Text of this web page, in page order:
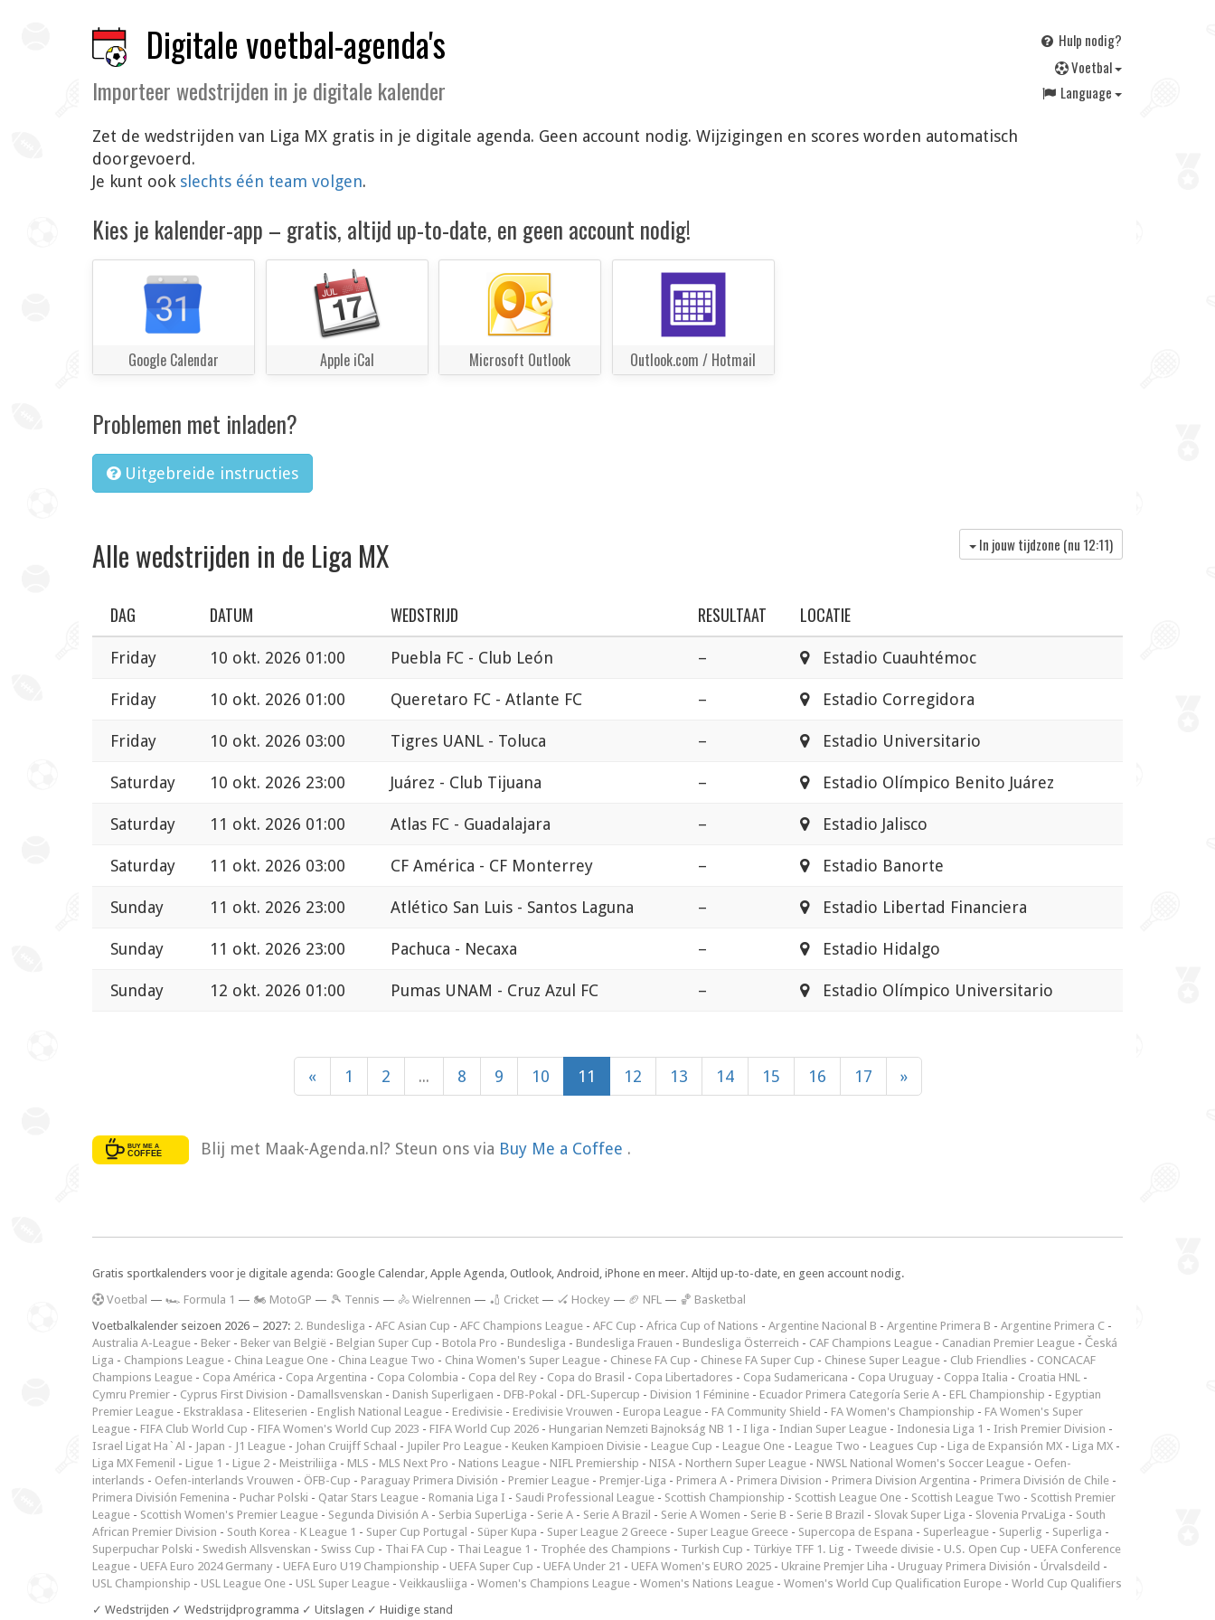
Digitale voetbal-agenda's
Importeer wedstrijden in je digitale kalender
Hulp nodig?
Voetbal
Language
Zet de wedstrijden van Liga MX gratis in je digitale agenda. Geen account nodig. Wijzigingen en scores worden automatisch
doorgevoerd.
Je kunt ook slechts één team volgen.
Kies je kalender-app – gratis, altijd up-to-date, en geen account nodig!
Google Calendar Apple iCal Microsoft Outlook Outlook.com / Hotmail
Problemen met inladen?
Uitgebreide instructies
Alle wedstrijden in de Liga MX In jouw tijdzone (nu 12:11)
DAG DATUM WEDSTRIJD RESULTAAT LOCATIE
Friday 10 okt. 2026 01:00 Puebla FC - Club León – Estadio Cuauhtémoc
Friday 10 okt. 2026 01:00 Queretaro FC - Atlante FC – Estadio Corregidora
Friday 10 okt. 2026 03:00 Tigres UANL - Toluca – Estadio Universitario
Saturday 10 okt. 2026 23:00 Juárez - Club Tijuana – Estadio Olímpico Benito Juárez
Saturday 11 okt. 2026 01:00 Atlas FC - Guadalajara – Estadio Jalisco
Saturday 11 okt. 2026 03:00 CF América - CF Monterrey – Estadio Banorte
Sunday 11 okt. 2026 23:00 Atlético San Luis - Santos Laguna – Estadio Libertad Financiera
Sunday 11 okt. 2026 23:00 Pachuca - Necaxa – Estadio Hidalgo
Sunday 12 okt. 2026 01:00 Pumas UNAM - Cruz Azul FC – Estadio Olímpico Universitario
« 1 2 ... 8 9 10 11 12 13 14 15 16 17 »
Blij met Maak-Agenda.nl? Steun ons via Buy Me a Coffee .
Gratis sportkalenders voor je digitale agenda: Google Calendar, Apple Agenda, Outlook, Android, iPhone en meer. Altijd up-to-date, en geen account nodig.
Voetbal — 🏎️ Formula 1 — 🏍 MotoGP — 🎾 Tennis — 🚴 Wielrennen — 🏏 Cricket — 🏑 Hockey — 🏈 NFL — 🏀 Basketbal
Voetbalkalender seizoen 2026 – 2027: 2. Bundesliga - AFC Asian Cup - AFC Champions League - AFC Cup - Africa Cup of Nations - Argentine Nacional B - Argentine Primera B - Argentine Primera C -
Australia A-League - Beker - Beker van België - Belgian Super Cup - Botola Pro - Bundesliga - Bundesliga Frauen - Bundesliga Österreich - CAF Champions League - Canadian Premier League - Česká
Liga - Champions League - China League One - China League Two - China Women's Super League - Chinese FA Cup - Chinese FA Super Cup - Chinese Super League - Club Friendlies - CONCACAF
Champions League - Copa América - Copa Argentina - Copa Colombia - Copa del Rey - Copa do Brasil - Copa Libertadores - Copa Sudamericana - Copa Uruguay - Coppa Italia - Croatia HNL -
Cymru Premier - Cyprus First Division - Damallsvenskan - Danish Superligaen - DFB-Pokal - DFL-Supercup - Division 1 Féminine - Ecuador Primera Categoría Serie A - EFL Championship - Egyptian
Premier League - Ekstraklasa - Eliteserien - English National League - Eredivisie - Eredivisie Vrouwen - Europa League - FA Community Shield - FA Women's Championship - FA Women's Super
League - FIFA Club World Cup - FIFA Women's World Cup 2023 - FIFA World Cup 2026 - Hungarian Nemzeti Bajnokság NB 1 - I liga - Indian Super League - Indonesia Liga 1 - Irish Premier Division -
Israel Ligat Ha`Al - Japan - J1 League - Johan Cruijff Schaal - Jupiler Pro League - Keuken Kampioen Divisie - League Cup - League One - League Two - Leagues Cup - Liga de Expansión MX - Liga MX -
Liga MX Femenil - Ligue 1 - Ligue 2 - Meistriliiga - MLS - MLS Next Pro - Nations League - NIFL Premiership - NISA - Northern Super League - NWSL National Women's Soccer League - Oefen-
interlands - Oefen-interlands Vrouwen - ÖFB-Cup - Paraguay Primera División - Premier League - Premjer-Liga - Primera A - Primera Division - Primera Division Argentina - Primera División de Chile -
Primera División Femenina - Puchar Polski - Qatar Stars League - Romania Liga I - Saudi Professional League - Scottish Championship - Scottish League One - Scottish League Two - Scottish Premier
League - Scottish Women's Premier League - Segunda División A - Serbia SuperLiga - Serie A - Serie A Brazil - Serie A Women - Serie B - Serie B Brazil - Slovak Super Liga - Slovenia PrvaLiga - South
African Premier Division - South Korea - K League 1 - Super Cup Portugal - Süper Kupa - Super League 2 Greece - Super League Greece - Supercopa de Espana - Superleague - Superlig - Superliga -
Superpuchar Polski - Swedish Allsvenskan - Swiss Cup - Thai FA Cup - Thai League 1 - Trophée des Champions - Turkish Cup - Türkiye TFF 1. Lig - Tweede divisie - U.S. Open Cup - UEFA Conference
League - UEFA Euro 2024 Germany - UEFA Euro U19 Championship - UEFA Super Cup - UEFA Under 21 - UEFA Women's EURO 2025 - Ukraine Premjer Liha - Uruguay Primera División - Úrvalsdeild -
USL Championship - USL League One - USL Super League - Veikkausliiga - Women's Champions League - Women's Nations League - Women's World Cup Qualification Europe - World Cup Qualifiers
✓ Wedstrijden ✓ Wedstrijdprogramma ✓ Uitslagen ✓ Huidige stand